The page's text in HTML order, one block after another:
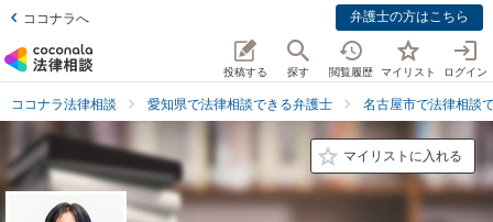
ココナラへ 弁護士の方はこちら
投稿する 探す 閲覧履歴 マイリスト ログイン
ココナラ法律相談 愛知県で法律相談できる弁護士 名古屋市で法律相談
マイリストに入れる